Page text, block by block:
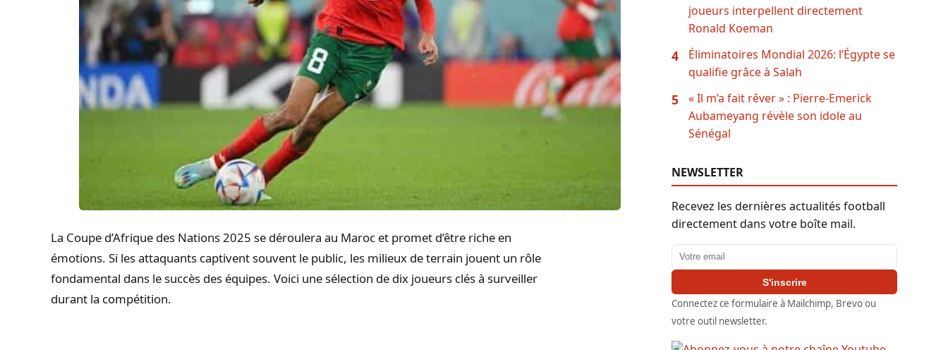
La Coupe d’Afrique des Nations 2025 se déroulera au Maroc et promet d’être riche en
émotions. Si les attaquants captivent souvent le public, les milieux de terrain jouent un rôle
fondamental dans le succès des équipes. Voici une sélection de dix joueurs clés à surveiller
durant la compétition.
joueurs interpellent directement
Ronald Koeman
4
Éliminatoires Mondial 2026: l’Égypte se
qualifie grâce à Salah
5
« Il m’a fait rêver » : Pierre-Emerick
Aubameyang révèle son idole au
Sénégal
NEWSLETTER
Recevez les dernières actualités football
directement dans votre boîte mail.
Adresse email
S'inscrire
Connectez ce formulaire à Mailchimp, Brevo ou
votre outil newsletter.